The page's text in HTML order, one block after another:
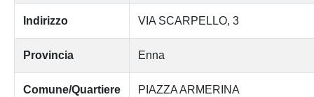
Indirizzo VIA SCARPELLO, 3
Provincia Enna
Comune/Quartiere PIAZZA ARMERINA